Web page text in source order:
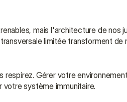
mais l'architecture de nos
limitée transforment
Gérer votre
système immunitaire.